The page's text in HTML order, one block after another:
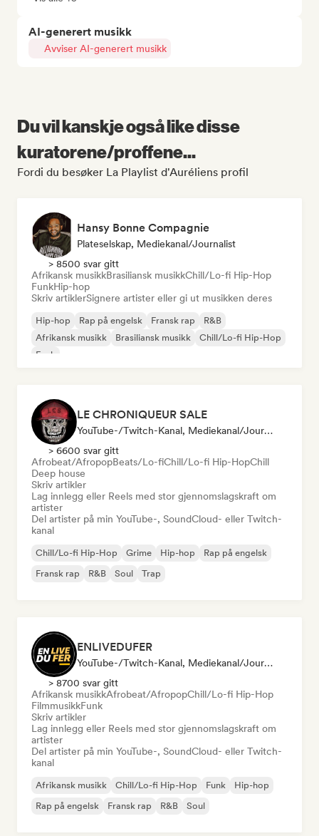
AI-generert musikk
Avviser AI-generert musikk
Du vil kanskje også like disse
kuratorene/proffene...
Fordi du besøker La Playlist d'Auréliens profil
Hansy Bonne Compagnie
Plateselskap, Mediekanal/journalist
> 8500 svar gitt
Afrikansk musikkBrasiliansk musikkChill/Lo-fi Hip-Hop
FunkHip-hop
Skriv artiklerSignere artister eller gi ut musikken deres
Hip-hop Rap på engelsk Fransk rap
R&B
Afrikansk musikk
Brasiliansk musikk
Chill/Lo-fi Hip-Hop
Funk
LE CHRONIQUEUR SALE
YouTube-/Twitch-Kanal, Mediekanal/journalist, Sosiale Medier-Influencer
> 6600 svar gitt
Afrobeat/AfropopBeats/Lo-fiChill/Lo-fi Hip-HopChill
Deep house
Skriv artikler
Lag innlegg eller Reels med stor gjennomslagskraft om
artister
Del artister på min YouTube-, SoundCloud- eller Twitch-
kanal
Chill/Lo-fi Hip-Hop Grime Hip-hop
Rap på engelsk
Fransk rap
R&B Soul Trap
ENLIVEDUFER
YouTube-/Twitch-Kanal, Mediekanal/journalist, Sosiale Medier-Influencer
> 8700 svar gitt
Afrikansk musikkAfrobeat/AfropopChill/Lo-fi Hip-Hop
FilmmusikkFunk
Skriv artikler
Lag innlegg eller Reels med stor gjennomslagskraft om
artister
Del artister på min YouTube-, SoundCloud- eller Twitch-
kanal
Afrikansk musikk Chill/Lo-fi Hip-Hop Funk
Hip-hop
Rap på engelsk
Fransk rap R&B Soul